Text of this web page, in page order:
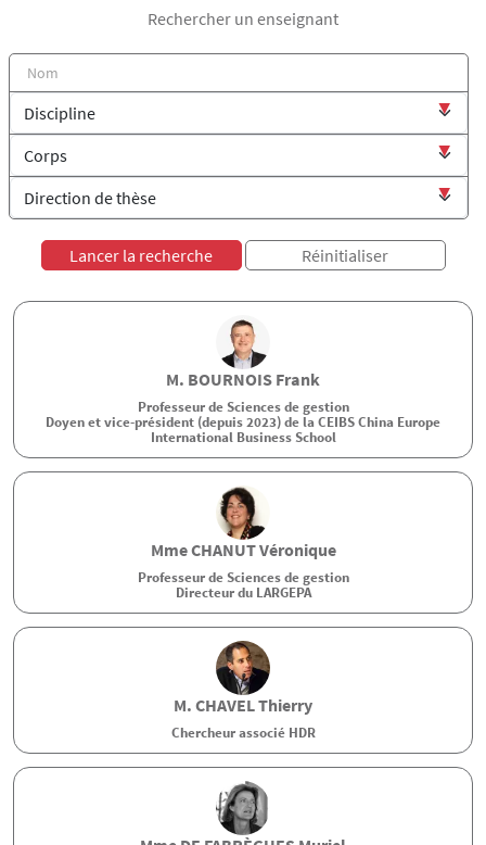
Rechercher un enseignant
M. BOURNOIS Frank
Professeur de Sciences de gestion
Doyen et vice-président (depuis 2023) de la CEIBS China Europe
International Business School
MmeCHANUTVéronique
Professeur de Sciences de gestion
Directeur du LARGEPA
M. CHAVELThierry
Chercheur associé HDR